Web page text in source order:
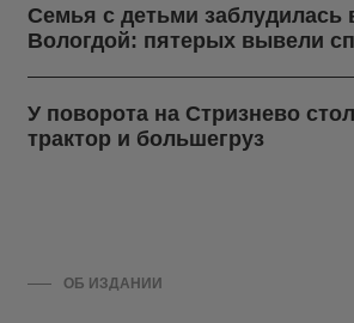
Семья с детьми заблудилась
Вологдой: пятерых вывели
У поворота на Стризнево
трактор и большегруз
ОБ ИЗДАНИИ